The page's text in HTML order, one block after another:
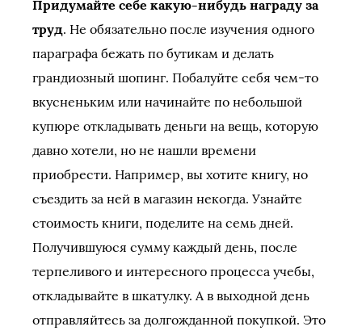
Придумайте себе какую-нибудь награду за
труд. Не обязательно после изучения одного
параграфа бежать по бутикам и делать
грандиозный шопинг. Побалуйте себя чем-то
вкусненьким или начинайте по небольшой
купюре откладывать деньги на вещь, которую
давно хотели, но не нашли времени
приобрести. Например, вы хотите книгу, но
съездить за ней в магазин некогда. Узнайте
стоимость книги, поделите на семь дней.
Получившуюся сумму каждый день, после
терпеливого и интересного процесса учебы,
откладывайте в шкатулку. А в выходной день
отправляйтесь за долгожданной покупкой. Это